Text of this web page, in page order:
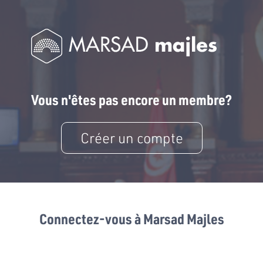
Vous n'êtes pas encore un membre?
Créer un compte
Connectez-vous à Marsad Majles